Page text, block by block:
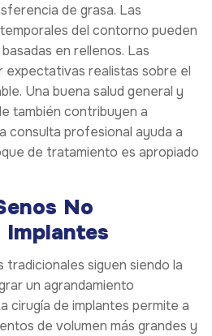
de grasa. Las
del contorno pueden
en rellenos. Las
expectativas realistas sobre el
Una buena salud general y
también contribuyen a
consulta profesional ayuda a
de tratamiento es apropiado
No
tradicionales siguen siendo la
un agrandamiento
cirugía de implantes permite a
de volumen más grandes y